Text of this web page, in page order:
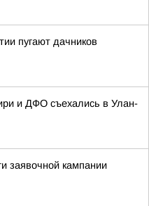
пугают дачников
и ДФО съехались в Улан-
заявочной кампании